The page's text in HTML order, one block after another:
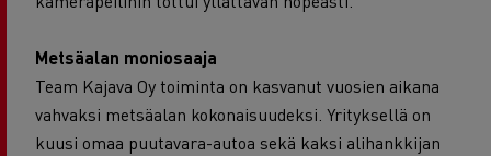
Metsäalan moniosaaja
Team Kajava Oy toiminta on kasvanut vuosien aikana
vahvaksi metsäalan kokonaisuudeksi. Yrityksellä on
kuusi omaa puutavara-autoa sekä kaksi alihankkijan